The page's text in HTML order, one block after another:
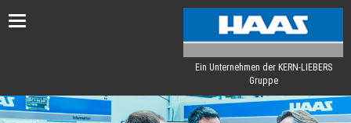
Toggle
Ein Unternehmen der KERN-LIEBERS
Gruppe